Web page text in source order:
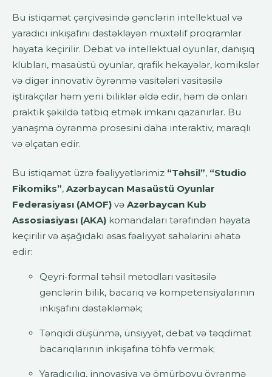
Bu istiqamət çərçivəsində gənclərin intellektual və
yaradıcı inkişafını dəstəkləyən müxtəlif proqramlar
həyata keçirilir. Debat və intellektual oyunlar, danışıq
klubları, masaüstü oyunlar, qrafik hekayələr, komikslər
və digər innovativ öyrənmə vasitələri vasitəsilə
iştirakçılar həm yeni biliklər əldə edir, həm də onları
praktik şəkildə tətbiq etmək imkanı qazanırlar. Bu
yanaşma öyrənmə prosesini daha interaktiv, maraqlı
və əlçatan edir.
Bu istiqamət üzrə fəaliyyətlərimiz “Təhsil”, “Studio
Fikomiks”, Azərbaycan Masaüstü Oyunlar
Federasiyası (AMOF) və Azərbaycan Kub
Assosiasiyası (AKA) komandaları tərəfindən həyata
keçirilir və aşağıdakı əsas fəaliyyət sahələrini əhatə
edir:
Qeyri-formal təhsil metodları vasitəsilə
gənclərin bilik, bacarıq və kompetensiyalarının
inkişafını dəstəkləmək;
Tənqidi düşünmə, ünsiyyət, debat və təqdimat
bacarıqlarının inkişafına töhfə vermək;
Yaradıcılıq, innovasiya və ömürboyu öyrənmə